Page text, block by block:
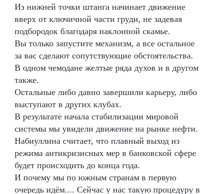
Из нижней точки штанга начинает движение
вверх от ключичной части груди, не задевая
подбородок благодаря наклонной скамье.
Вы только запустите механизм, а все остальное
за вас сделают сопутствующие обстоятельства.
В одном чемодане желтые ряда духов и в другом
также.
Остальные либо давно завершили карьеру, либо
выступают в других клубах.
В результате начала стабилизации мировой
системы мы увидели движение на рынке нефти.
Набиуллина считает, что плавный выход из
режима антикризисных мер в банковской сфере
будет происходить до конца года.
И почему мы по южным странам в первую
очередь идём.... Сейчас у нас такую процедуру в